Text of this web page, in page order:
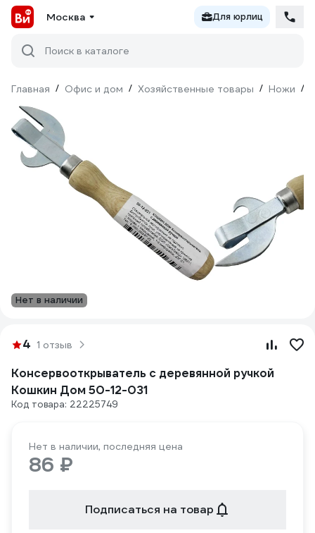
Москва Для юрлиц
Поиск в каталоге
Главная / Офис и дом / Хозяйственные товары / Ножи /
Нет в наличии
4 1 отзыв
Консервооткрыватель с деревянной ручкой
Кошкин Дом 50-12-031
Код товара: 22225749
Нет в наличии, последняя цена
86 ₽
Подписаться на товар